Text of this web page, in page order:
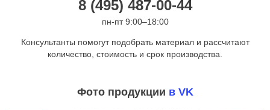
8 (495) 487-00-44
пн-пт 9:00–18:00
Консультанты помогут подобрать материал и рассчитают
количество, стоимость и срок производства.
Фото продукции в VK